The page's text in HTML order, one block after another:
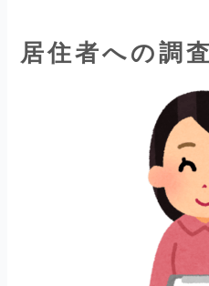
居住者への調査